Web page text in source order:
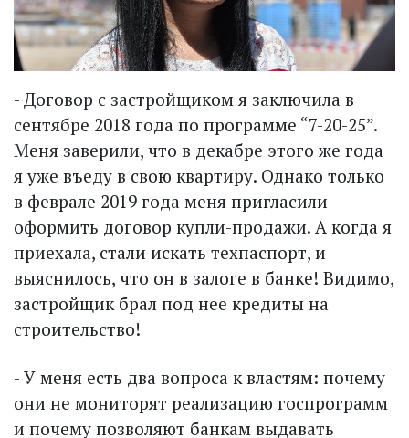
- Договор с застройщиком я заключила в
сентябре 2018 года по программе “7-20-25”.
Меня заверили, что в декабре этого же года
я уже въеду в свою квартиру. Однако только
в феврале 2019 года меня пригласили
оформить договор купли-продажи. А когда я
приехала, стали искать техпаспорт, и
выяснилось, что он в залоге в банке! Видимо,
застройщик брал под нее кредиты на
строительство!
- У меня есть два вопроса к властям: почему
они не мониторят реализацию госпрограмм
и почему позволяют банкам выдавать